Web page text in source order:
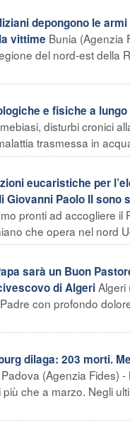
depongono le
vittime Bunia (Agenzia
del nord-est
e fisiche a
disturbi cronici
trasmessa in
eucaristiche per
Paolo II sono
pronti ad accogliere
che opera nel nord
sarà un Buon
di AlgeriAlgeri
con profondo
dilaga: 203 morti.
Padova (Agenzia Fides) -
che a marzo. Negli